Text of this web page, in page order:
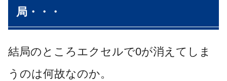
局・・・
結局のところエクセルで0が消えてしま
うのは何故なのか。